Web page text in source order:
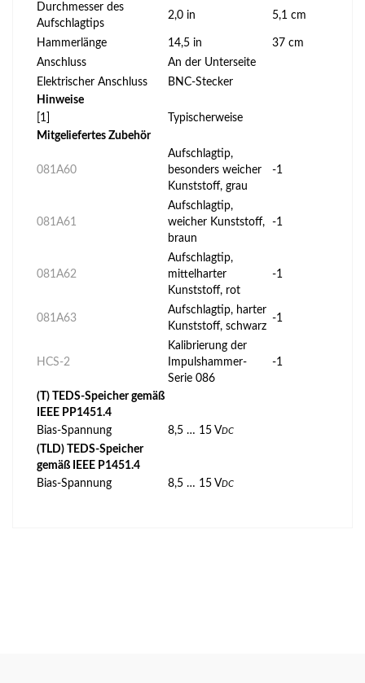
Durchmesser des
Aufschlagtips
2,0 in 5,1 cm
Hammerlänge 14,5 in
37 cm
Anschluss
An der Unterseite
Elektrischer Anschluss
BNC-Stecker
Hinweise
[1]
Typischerweise
Mitgeliefertes Zubehör
081A60
Aufschlagtip,
besonders weicher
Kunststoff, grau
-1
081A61
Aufschlagtip,
weicher Kunststoff,
braun
-1
081A62
Aufschlagtip,
mittelharter
Kunststoff, rot
-1
081A63
Aufschlagtip, harter
Kunststoff, schwarz
-1
HCS-2
Kalibrierung der
Impulshammer-
Serie 086
-1
(T) TEDS-Speicher gemäß
IEEE PP1451.4
Bias-Spannung
8,5 … 15 VDC
(TLD) TEDS-Speicher
gemäß IEEE P1451.4
Bias-Spannung
8,5 … 15 VDC